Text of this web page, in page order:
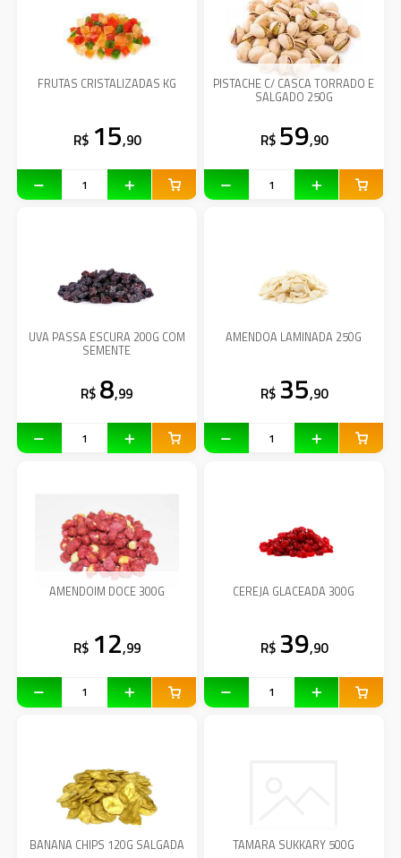
FRUTAS CRISTALIZADAS KG
R$ 15,90
PISTACHE C/ CASCA TORRADO E
SALGADO 250G
R$ 59,90
UVA PASSA ESCURA 200G COM
SEMENTE
R$ 8,99
AMENDOA LAMINADA 250G
R$ 35,90
AMENDOIM DOCE 300G
R$ 12,99
CEREJA GLACEADA 300G
R$ 39,90
BANANA CHIPS 120G SALGADA TAMARA SUKKARY 500G